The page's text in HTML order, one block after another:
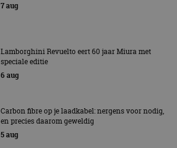
7 aug
Lamborghini Revuelto eert 60 jaar Miura met
speciale editie
6 aug
Carbon fibre op je laadkabel: nergens voor nodig,
en precies daarom geweldig
5 aug